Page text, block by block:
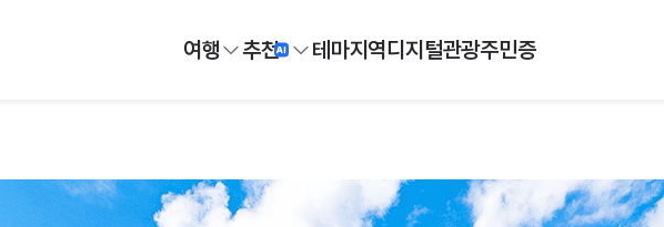
여행 추천 테마지역디지털관광주민증